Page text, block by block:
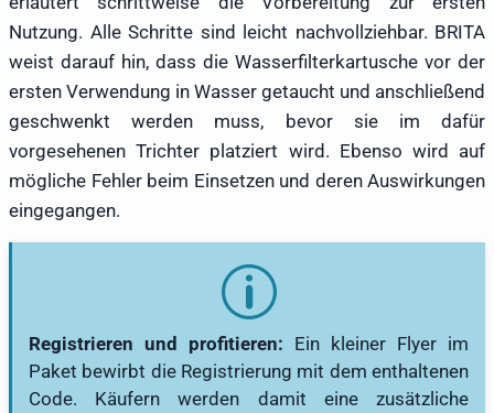
Nutzung. Alle Schritte sind leicht nachvollziehbar. BRITA
weist darauf hin, dass die Wasserfilterkartusche vor der
ersten Verwendung in Wasser getaucht und anschließend
geschwenkt werden muss, bevor sie im dafür
vorgesehenen Trichter platziert wird. Ebenso wird auf
mögliche Fehler beim Einsetzen und deren Auswirkungen
eingegangen.
Registrieren und profitieren: Ein kleiner Flyer im
Paket bewirbt die Registrierung mit dem enthaltenen
Code. Käufern werden damit eine zusätzliche